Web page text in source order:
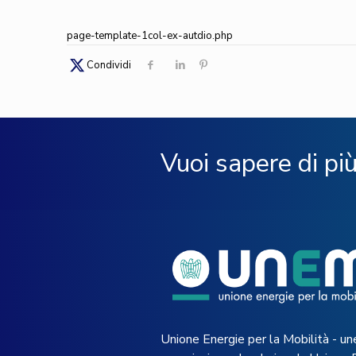
page-template-1col-ex-autdio.php
Condividi
Vuoi sapere di
Unione Energie per la Mobilità -